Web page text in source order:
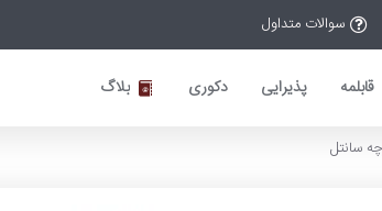
سوالات متداول
قابلمه پذیرایی دکوری بلاگ